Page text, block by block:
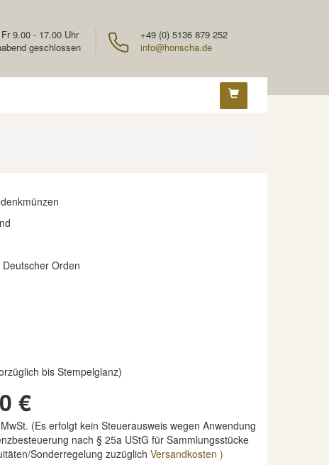
+49 (0) 5136 879 252
info@honscha.de
9.00 - 17.00 Uhr
geschlossen
Orden
bis Stempelglanz)
€
(Es erfolgt kein Steuerausweis wegen Anwendung
nach § 25a UStG für Sammlungsstücke
Sonderregelung zuzüglich Versandkosten )